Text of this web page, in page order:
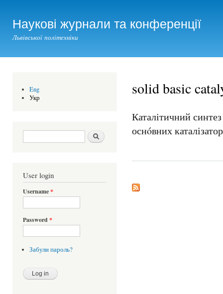
Наукові журнали та конференції
Львівської політехніки
Eng
Укр
Search form Шукати
User login
Username*
Password *
Забули пароль?
solid basic
Каталітичний
оснóвних